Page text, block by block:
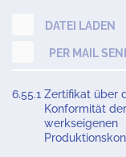
DATEI LADEN
PER MAIL
6.55.1 Zertifikat über
Konformität der
werkseigenen